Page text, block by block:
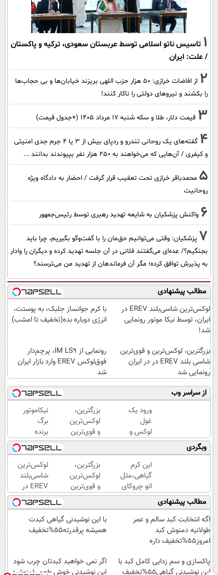
1 تاسیس ناتو اسلامی توسط عربستان سعودی، ترکیه و پاکستان
/ علت: ایران
2
از افاضات خرازی: ۵۰ هزار حزب اللهی بریزند خیابان‌ها و بی حجاب‌ها
را بکشند و نیرو‌های دولتی را ناکار کنند!
3 قیمت دلار، طلا و سکه شنبه ۱۷ مرداد ۱۴۰۵ (+جدول قیمت)
4
گفته‌های یک روحانی تندرو و ردپای بیش از ۳ یا ۴ جرم جدی امنیتی
و کیفری / آن‌هایی که می‌خواهند به ۲۵۰ هزار نفر بپیوندند بدانند ...
5 محمدباقر خرازی تحت تعقیب قرار گرفت / احضار به دادگاه ویژه
روحانیت
6 واکنش پزشکیان به شایعه تهدید رهبری توسط رئیس‌جمهور
7 پزشکیان: وقتی می‌توانیم حق‌مان را با گفت‌وگو بگیریم، چرا باید
بجنگیم؟/ عده‌ای می‌گفتند فلانی در آن جلسه تهدید کرده و دیگران را وادار
به پذیرش توافق کرده؛ مگر آن فرماندهان از تهدید من می‌ترسند؟
مطالب پیشنهادی
لوکس‌ترین شاسی‌بلند EREV در
ایران، توسط نیکا موتور رونمایی
شد!
با کرم جوانساز جلبک، به پوستت،
انرژی دوباره بده(تخفیف تا امشب)
بزرگترین، لوکس‌ترین و قوی‌ترین
شاسی بلند EREV در در ایران
رونمایی شد
رونمایی از IM LS9، پرچم‌دار
فوق‌لوکس EREV وارد بازار ایران
شد
از سراسر وب
ورود یک
غول
لوکس و
هوشمند
به ایران،
IM LS9
رسماً
رونمایی
شد
بزرگترین،
لوکس‌ترین
و قوی‌ترین
شاسی بلند
EREV در
در ایران
رونمایی
شد
نیکاموتور
برگ
برنده
جدیدش
را رو کرد،
IM LS9
رسماً
وارد بازار
ایران شد
وبگردی
این کرم
گیاهی،مثل
اتو چروکای
پوستتوصاف
میکنه!50%تخفیف
بزرگترین،
لوکس‌ترین
و قوی‌ترین
شاسی بلند
EREV در
در ایران
رونمایی
لوکس‌ترین
شاسی‌بلند
EREV در
ایران،
توسط نیکا
موتور
رونمایی
مطالب پیشنهادی
اگه انتخابت کبد سالم و عمر
طولانیه دمنوش کبد
امروز55%تخفیف داره
با این نوشیدنی گیاهی کبدت
همیشه پرقدرته55%تخفیف
پاکسازی و سم زدایی کامل کبد با
این نوشیدنی گیاهی55%تخفیف
اگر نمی خواهید کبدتان چرب شود
این نوشیدنی خوش طعم را بنوشید